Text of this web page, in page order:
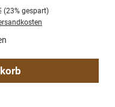
(23% gespart)